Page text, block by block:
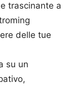
trascinante a
delle tue
su un